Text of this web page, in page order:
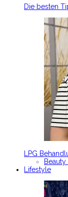
Die besten
LPG
Lifestyle